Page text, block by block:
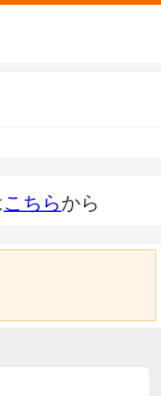
こちらから